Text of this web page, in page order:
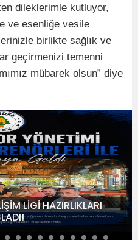
dileklerimle kutluyor,
ve esenliğe vesile
birlikte sağlık ve
geçirmenizi temenni
mübarek olsun” diye
LİGİ HAZIRLIKLARI